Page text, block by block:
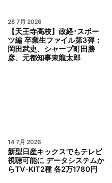
28 7月 2026
【天王寺高校】政経･スポー
ツ編 卒業生ファイル第3弾：
岡田武史、シャープ町田勝
彦、元都知事東龍太郎
14 7月 2026
新型日産キックスでもテレビ
視聴可能に データシステムか
らTV-KIT2種 各2万1780円